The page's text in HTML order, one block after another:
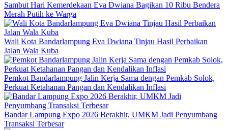
Sambut Hari Kemerdekaan Eva Dwiana Bagikan 10 Ribu Bendera
Merah Putih ke Warga
Wali Kota Bandarlampung Eva Dwiana Tinjau Hasil Perbaikan
Jalan Wala Kuba
Pemkot Bandarlampung Jalin Kerja Sama dengan Pemkab Solok,
Perkuat Ketahanan Pangan dan Kendalikan Inflasi
Bandar Lampung Expo 2026 Berakhir, UMKM Jadi Penyumbang
Transaksi Terbesar